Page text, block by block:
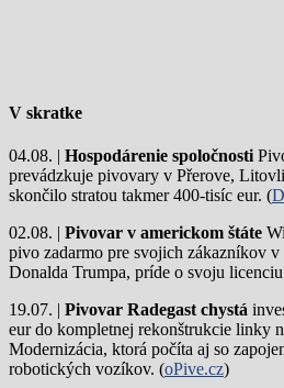
V skratke
04.08. | Hospodárenie spoločnosti
prevádzkuje pivovary v Přerove,
skončilo stratou takmer 400-tisíc eur. (
02.08. | Pivovar v americkom štáte
pivo zadarmo pre svojich zákazníkov v
Donalda Trumpa, príde o svoju
19.07. | Pivovar Radegast chystá
eur do kompletnej rekonštrukcie linky
Modernizácia, ktorá počíta aj so
robotických vozíkov. (oPive.cz)